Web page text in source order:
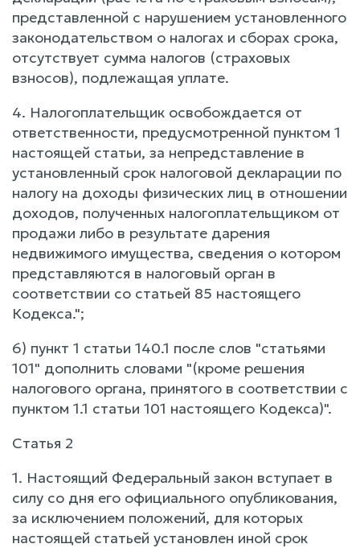
представленной с нарушением установленного
законодательством о налогах и сборах срока,
отсутствует сумма налогов (страховых
взносов), подлежащая уплате.
4. Налогоплательщик освобождается от
ответственности, предусмотренной пунктом 1
настоящей статьи, за непредставление в
установленный срок налоговой декларации по
налогу на доходы физических лиц в отношении
доходов, полученных налогоплательщиком от
продажи либо в результате дарения
недвижимого имущества, сведения о котором
представляются в налоговый орган в
соответствии со статьей 85 настоящего
Кодекса.";
6) пункт 1 статьи 140.1 после слов "статьями
101" дополнить словами "(кроме решения
налогового органа, принятого в соответствии с
пунктом 1.1 статьи 101 настоящего Кодекса)".
Статья 2
1. Настоящий Федеральный закон вступает в
силу со дня его официального опубликования,
за исключением положений, для которых
настоящей статьей установлен иной срок